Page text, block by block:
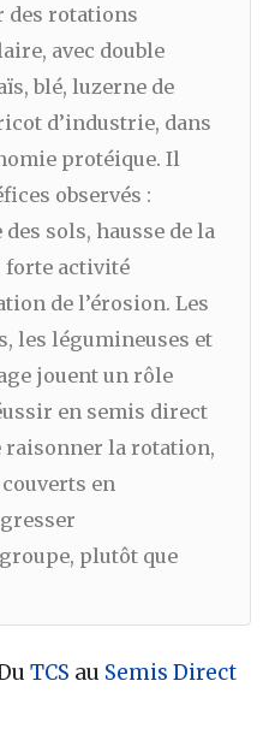
des rotations
avec double
blé, luzerne de
d’industrie, dans
protéique. Il
observés :
sols, hausse de la
forte activité
de l’érosion. Les
les légumineuses et
jouent un rôle
en semis direct
raisonner la rotation,
en
plutôt que
TCS au Semis Direct